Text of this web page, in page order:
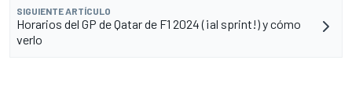
SIGUIENTE ARTÍCULO
Horarios del GP de Qatar de F1 2024 (¡al sprint!) y cómo
verlo